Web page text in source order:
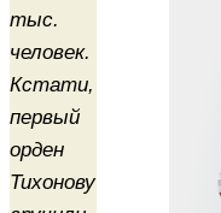
тыс.
человек.
Кстати,
первый
орден
Тихонову